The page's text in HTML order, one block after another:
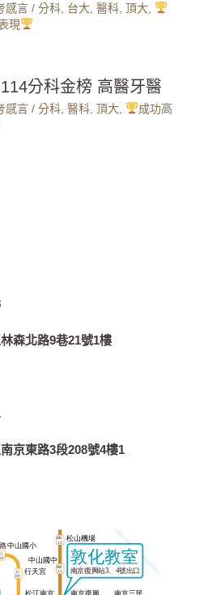
感言 / 分科 台大 醫科 頂大
現
分科金榜 高醫牙醫
感言 / 分科 醫科 頂大
成功高
森北路9巷21號1樓
京東路3段208號4樓1